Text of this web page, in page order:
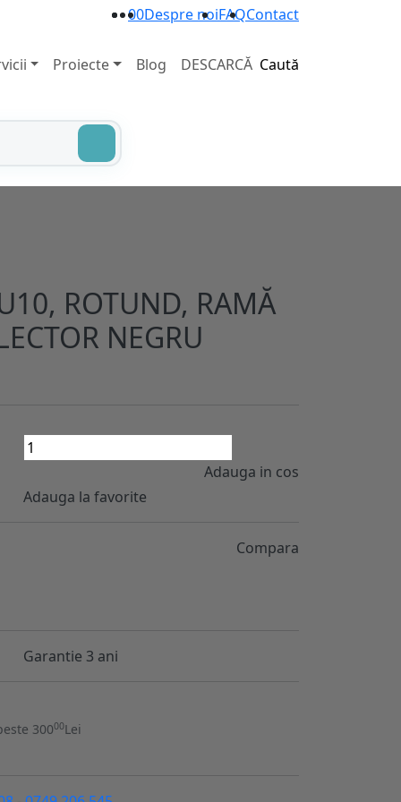
00Despre noiFAQContact
Proiecte Blog DESCARCĂ Caută
ROTUND, RAMĂ
NEGRU
Adauga in cos
Adauga la favorite
Compara
Garantie 3 ani
30000Lei